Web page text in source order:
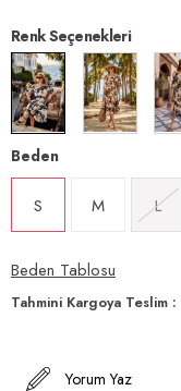
Renk Seçenekleri
Beden
S M L
Beden Tablosu
Tahmini Kargoya Teslim :
Yorum Yaz